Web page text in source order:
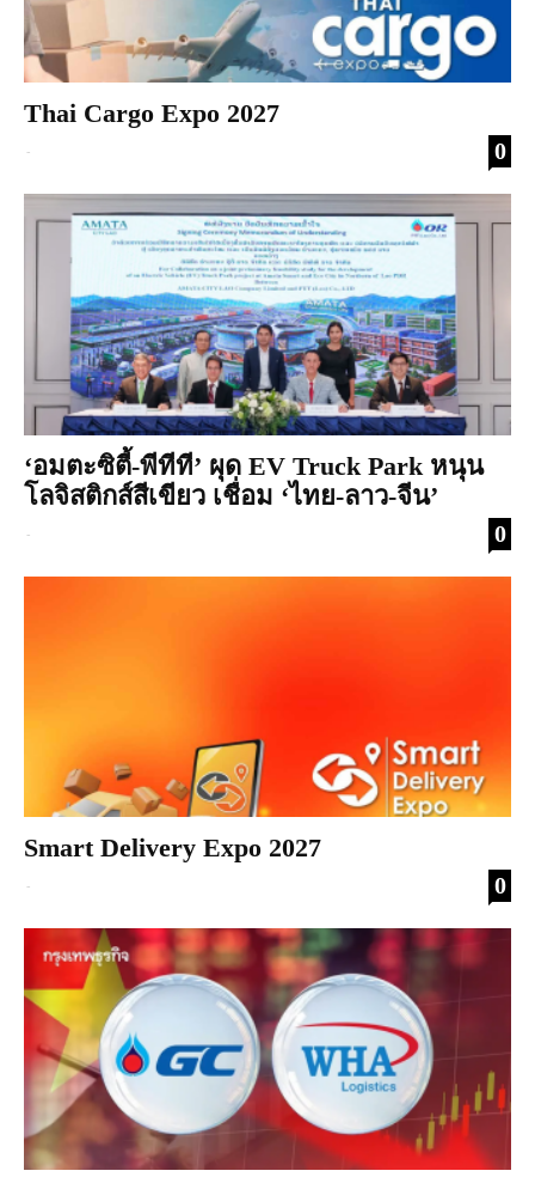
Thai Cargo Expo 2027
- 0
‘อมตะซิตี้-พีทีที’ ผุด EV Truck Park หนุน
โลจิสติกส์สีเขียว เชื่อม ‘ไทย-ลาว-จีน’
- 0
Smart Delivery Expo 2027
- 0